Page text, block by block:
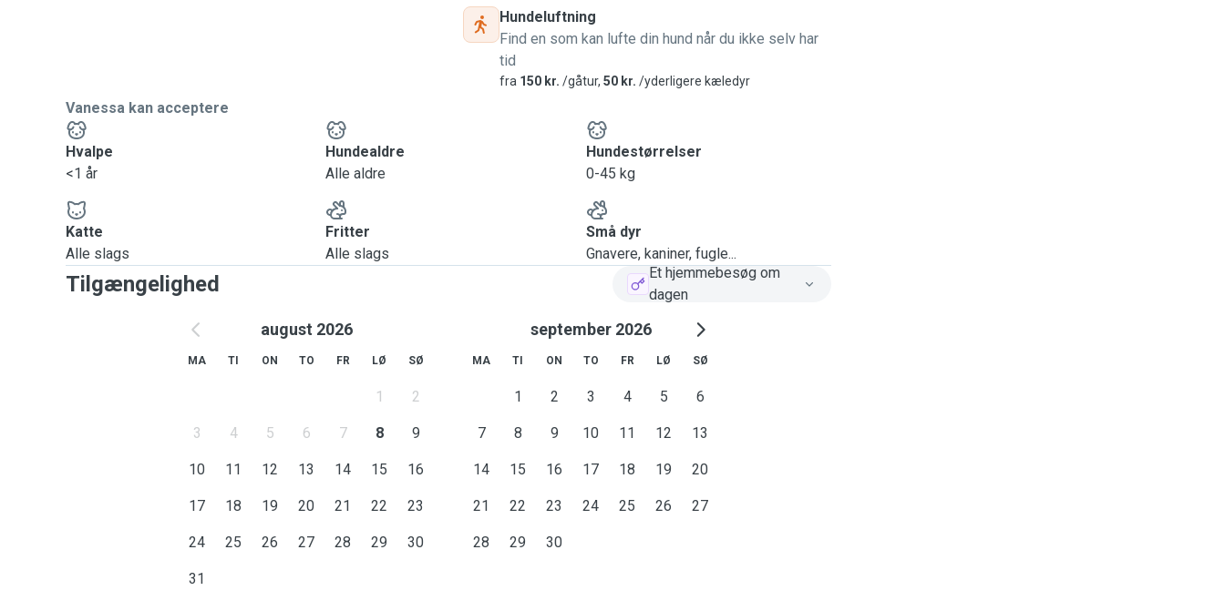
Hundeluftning
Find en som kan lufte din hund når du ikke selv har
tid
fra 150 kr. /gåtur, 50 kr. /yderligere kæledyr
Vanessa kan acceptere
Hvalpe
<1 år
Hundealdre
Alle aldre
Hundestørrelser
0-45 kg
Katte
Alle slags
Fritter
Alle slags
Små dyr
Gnavere, kaniner, fugle...
Tilgængelighed
Et hjemmebesøg om
dagen
august 2026
MA TI ON TO FR LØ SØ
1 2
3 4 5 6 7 8 9
10 11 12 13 14 15 16
17 18 19 20 21 22 23
24 25 26 27 28 29 30
31
september 2026
MA TI ON TO FR LØ SØ
1 2 3 4 5 6
7 8 9 10 11 12 13
14 15 16 17 18 19 20
21 22 23 24 25 26 27
28 29 30